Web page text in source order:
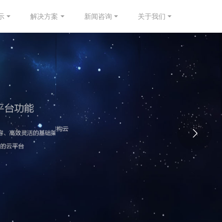
解决方案 新闻咨询 关于我们